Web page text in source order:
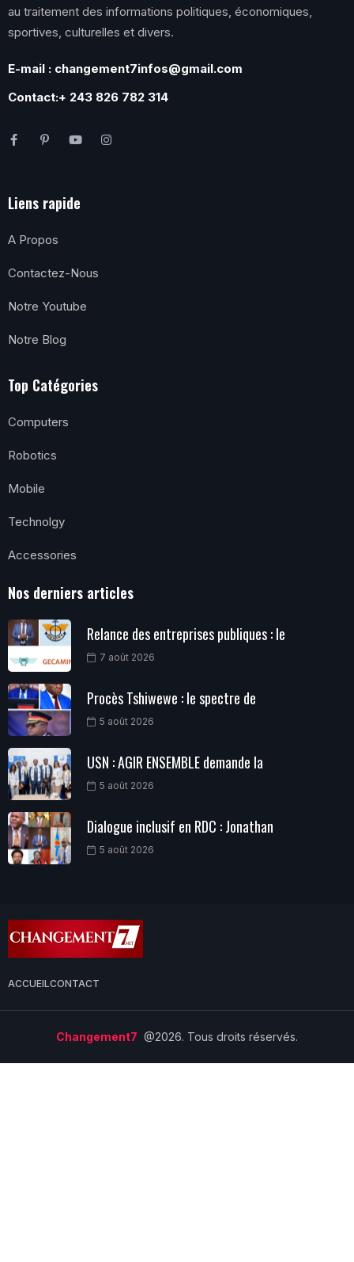
au traitement des informations politiques, économiques,
sportives, culturelles et divers.
E-mail : changement7infos@gmail.com
Contact:+ 243 826 782 314
Liens rapide
A Propos
Contactez-Nous
Notre Youtube
Notre Blog
Top Catégories
Computers
Robotics
Mobile
Technolgy
Accessories
Nos derniers articles
Relance des entreprises publiques : le
7 août 2026
Procès Tshiwewe : le spectre de
5 août 2026
USN : AGIR ENSEMBLE demande la
5 août 2026
Dialogue inclusif en RDC : Jonathan
5 août 2026
ACCUEILCONTACT
Changement7 @2026. Tous droits réservés.